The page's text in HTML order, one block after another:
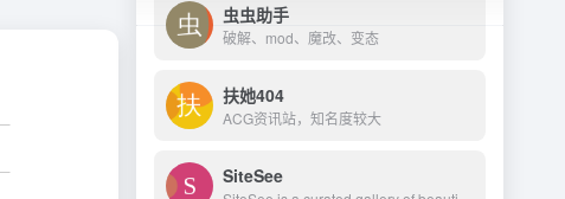
虫虫助手
破解、mod、魔改、变态
扶她404
ACG资讯站，知名度较大
SiteSee